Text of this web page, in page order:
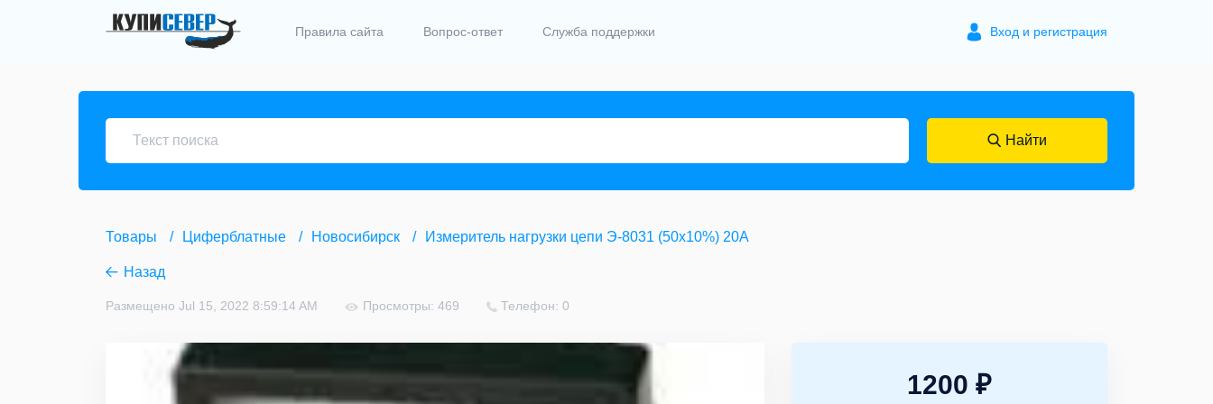
Правила сайта Вопрос-ответ Служба поддержки Вход и регистрация
Найти
Товары Циферблатные Новосибирск Измеритель нагрузки цепи Э-8031 (50х10%) 20А
Назад
Размещено Jul 15, 2022 8:59:14 AM Просмотры: 469 Телефон: 0
1200 ₽